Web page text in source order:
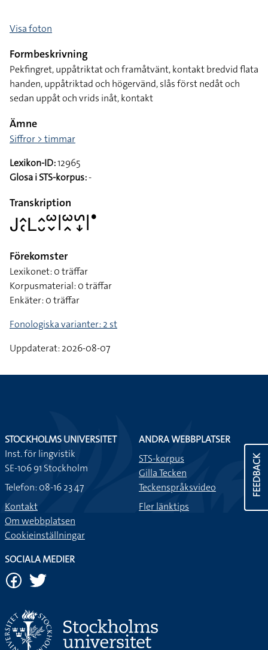
Visa foton
Formbeskrivning
Pekfingret, uppåtriktat och framåtvänt, kontakt bredvid flata
handen, uppåtriktad och högervänd, slås först nedåt och
sedan uppåt och vrids inåt, kontakt
Ämne
Siffror > timmar
Lexikon-ID:12965
Glosa i STS-korpus:-
Transkription
􌤢􌤵􌥗􌥈􌤵􌤷􌥱􌦀􌥼􌥱􌥿􌥲􌦊􌥼􌤟
Förekomster
Lexikonet: 0 träffar
Korpusmaterial: 0 träffar
Enkäter: 0 träffar
Fonologiska varianter: 2 st
Uppdaterat: 2026-08-07
FEEDBACK
STOCKHOLMS UNIVERSITET
Inst. för lingvistik
SE-106 91 Stockholm
Telefon: 08-16 23 47
Kontakt
Om webbplatsen
Cookieinställningar
ANDRA WEBBPLATSER
STS-korpus
Gilla Tecken
Teckenspråksvideo
Fler länktips
SOCIALA MEDIER